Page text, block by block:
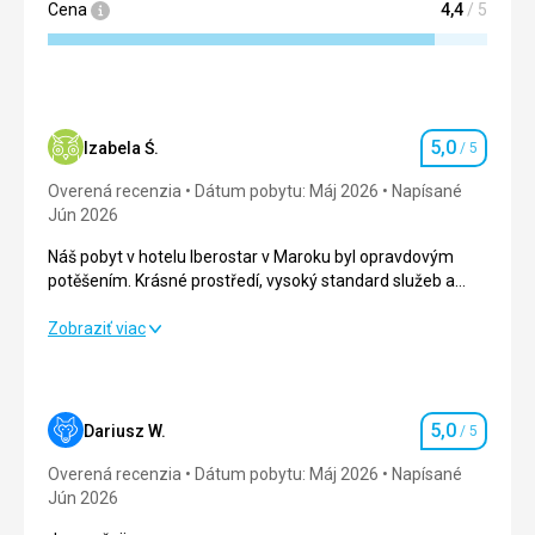
Cena 4,4/ 5
Izabela Ś. Hodnotenie
5,0 / 5
Overená recenzia Dátum pobytu: Máj 2026
Napísané
Jún 2026
Náš pobyt v hotelu Iberostar v Maroku byl opravdovým
potěšením. Krásné prostředí, vysoký standard služeb a
pocit výjimečnosti. Vynikající kuchyně a příjemné prostředí
Náš pobyt v hotelu Iberostar v Maroku byl opravdovým
z něj udělaly nezapomenutelný pobyt.
Strava 5,0
Zobraziť viac
Dariusz W. Hodnotenie
5,0 / 5
Overená recenzia Dátum pobytu: Máj 2026
Napísané
Jún 2026